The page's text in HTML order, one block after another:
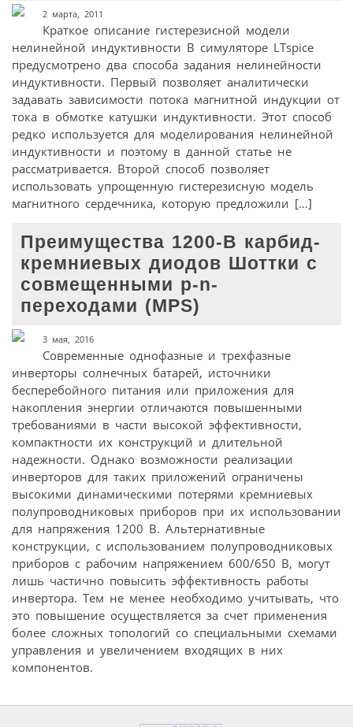
2 марта, 2011
Краткое описание гистерезисной модели
нелинейной индуктивности В симуляторе LTspice
предусмотрено два способа задания нелинейности
индуктивности. Первый позволяет аналитически
задавать зависимости потока магнитной индукции от
тока в обмотке катушки индуктивности. Этот способ
редко используется для моделирования нелинейной
индуктивности и поэтому в данной статье не
рассматривается. Второй способ позволяет
использовать упрощенную гистерезисную модель
магнитного сердечника, которую предложили […]
Преимущества 1200-В карбид-
кремниевых диодов Шоттки с
совмещенными p-n-
переходами (MPS)
3 мая, 2016
Современные однофазные и трехфазные
инверторы солнечных батарей, источники
бесперебойного питания или приложения для
накопления энергии отличаются повышенными
требованиями в части высокой эффективности,
компактности их конструкций и длительной
надежности. Однако возможности реализации
инверторов для таких приложений ограничены
высокими динамическими потерями кремниевых
полупроводниковых приборов при их использовании
для напряжения 1200 В. Альтернативные
конструкции, с использованием полупроводниковых
приборов с рабочим напряжением 600/650 В, могут
лишь частично повысить эффективность работы
инвертора. Тем не менее необходимо учитывать, что
это повышение осуществляется за счет применения
более сложных топологий со специальными схемами
управления и увеличением входящих в них
компонентов.